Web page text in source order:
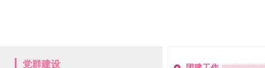
党群建设